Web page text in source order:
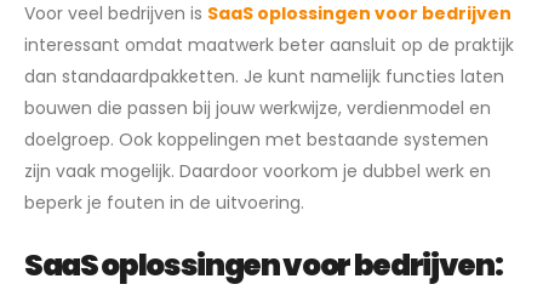
Voor veel bedrijven is SaaS oplossingen voor bedrijven
interessant omdat maatwerk beter aansluit op de praktijk
dan standaardpakketten. Je kunt namelijk functies laten
bouwen die passen bij jouw werkwijze, verdienmodel en
doelgroep. Ook koppelingen met bestaande systemen
zijn vaak mogelijk. Daardoor voorkom je dubbel werk en
beperk je fouten in de uitvoering.
SaaS oplossingen voor bedrijven: